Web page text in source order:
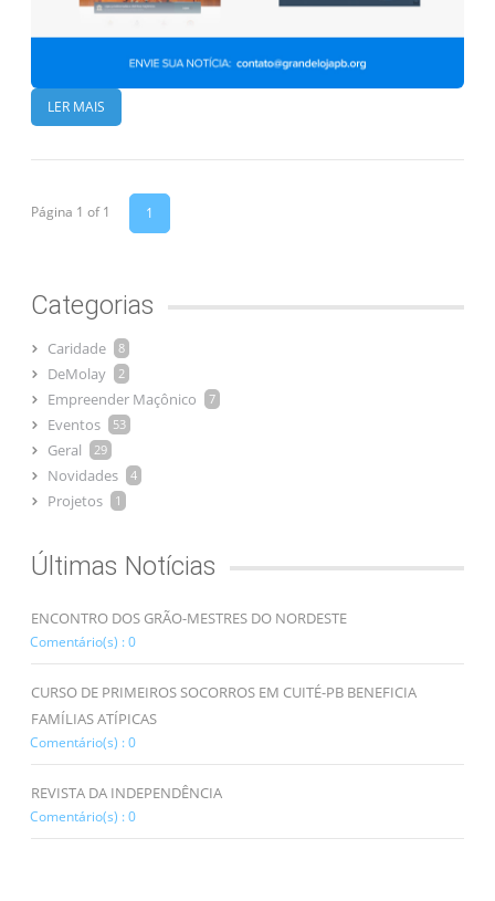
LER MAIS
Página 1 of 1 1
Categorias
Caridade 8
DeMolay 2
Empreender Maçônico 7
Eventos 53
Geral 29
Novidades 4
Projetos 1
Últimas Notícias
ENCONTRO DOS GRÃO-MESTRES DO NORDESTE
Comentário(s) : 0
CURSO DE PRIMEIROS SOCORROS EM CUITÉ-PB BENEFICIA
FAMÍLIAS ATÍPICAS
Comentário(s) : 0
REVISTA DA INDEPENDÊNCIA
Comentário(s) : 0